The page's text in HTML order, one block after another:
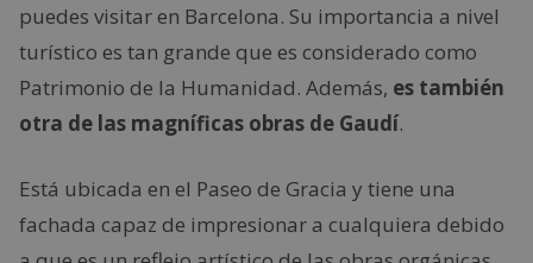
puedes visitar en Barcelona. Su importancia a nivel
turístico es tan grande que es considerado como
Patrimonio de la Humanidad. Además, es también
otra de las magníficas obras de Gaudí.
Está ubicada en el Paseo de Gracia y tiene una
fachada capaz de impresionar a cualquiera debido